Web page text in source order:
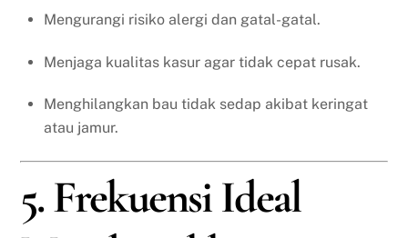
Mengurangi risiko alergi dan gatal-gatal.
Menjaga kualitas kasur agar tidak cepat rusak.
Menghilangkan bau tidak sedap akibat keringat
atau jamur.
5. Frekuensi Ideal